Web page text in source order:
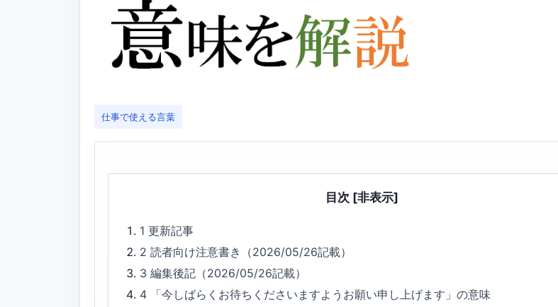
仕事で使える言葉
目次 [非表示]
1更新記事
2読者向け注意書き（2026/05/26記載）
3編集後記（2026/05/26記載）
4
「今しばらくお待ちくださいますようお願い申し上げます」の意味